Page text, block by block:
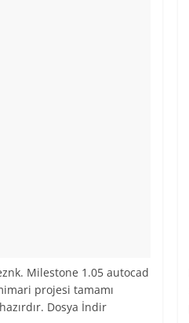
Milestone 1.05 autocad
projesi tamamı
Dosya İndir